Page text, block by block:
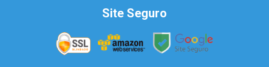
Site Seguro